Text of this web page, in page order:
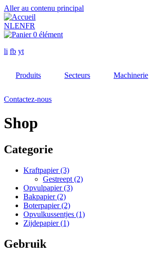
Aller au contenu principal
NLENFR
0 élément
li fb yt
Produits Secteurs Machinerie
Contactez-nous
Shop
Categorie
Kraftpapier (3)
Gestreept (2)
Opvulpapier (3)
Bakpapier (2)
Boterpapier (2)
Opvulkussentjes (1)
Zijdepapier (1)
Gebruik